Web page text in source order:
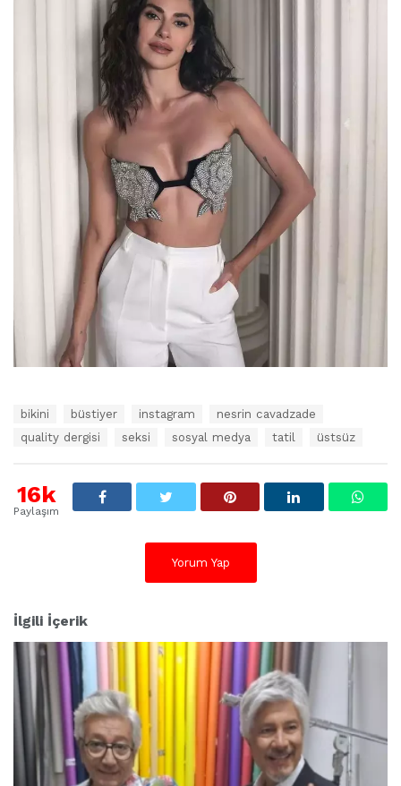
t
l
bikini büstiyer instagram
nesrin cavadzade
quality dergisi
seksi sosyal medya tatil üstsüz
16k
Paylaşım
Yorum Yap
İlgili İçerik